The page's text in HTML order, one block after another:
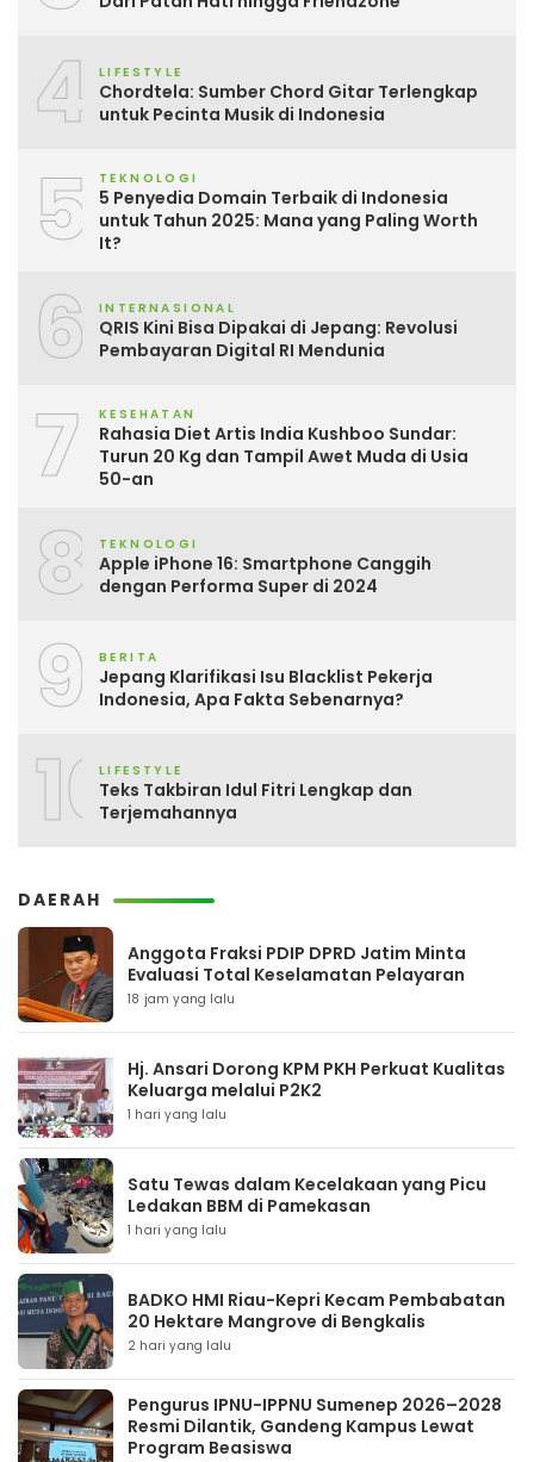
4 LIFESTYLE
Chordtela: Sumber Chord Gitar Terlengkap
untuk Pecinta Musik di Indonesia
5 TEKNOLOGI
5 Penyedia Domain Terbaik di Indonesia
untuk Tahun 2025: Mana yang Paling Worth
It?
6 INTERNASIONAL
QRIS Kini Bisa Dipakai di Jepang: Revolusi
Pembayaran Digital RI Mendunia
7 KESEHATAN
Rahasia Diet Artis India Kushboo Sundar:
Turun 20 Kg dan Tampil Awet Muda di Usia
50-an
8 TEKNOLOGI
Apple iPhone 16: Smartphone Canggih
dengan Performa Super di 2024
9 BERITA
Jepang Klarifikasi Isu Blacklist Pekerja
Indonesia, Apa Fakta Sebenarnya?
10LIFESTYLE
Teks Takbiran Idul Fitri Lengkap dan
Terjemahannya
DAERAH
Anggota Fraksi PDIP DPRD Jatim Minta
Evaluasi Total Keselamatan Pelayaran
18 jam yang lalu
Hj. Ansari Dorong KPM PKH Perkuat Kualitas
Keluarga melalui P2K2
1 hari yang lalu
Satu Tewas dalam Kecelakaan yang Picu
Ledakan BBM di Pamekasan
1 hari yang lalu
BADKO HMI Riau-Kepri Kecam Pembabatan
20 Hektare Mangrove di Bengkalis
2 hari yang lalu
Pengurus IPNU-IPPNU Sumenep 2026–2028
Resmi Dilantik, Gandeng Kampus Lewat
Program Beasiswa